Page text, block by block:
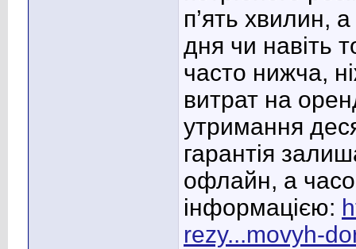
п’ять хвилин,
дня чи навіть
часто нижча,
витрат на
утримання
гарантія
офлайн, а
інформацією:
rezy...movyh-